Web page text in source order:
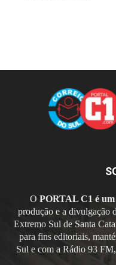
O PORTAL C1 é um
produção e a divulgação
Extremo Sul de Santa
para fins editoriais,
Sul e com a Rádio 93